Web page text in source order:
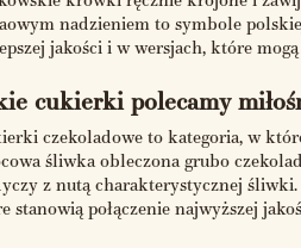
nadzieniem to symbole
jakości i w wersjach, które
cukierki polecamy
czekoladowe to kategoria, w
śliwka obleczona grubo
z nutą charakterystycznej
stanowią połączenie najwyższej